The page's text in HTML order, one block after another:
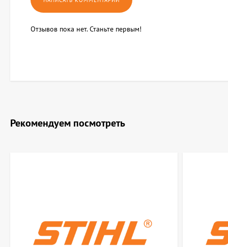
Отзывов пока нет. Станьте первым!
Рекомендуем посмотреть